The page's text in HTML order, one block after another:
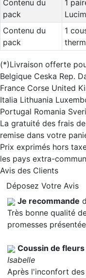
Contenu du
pack
1
Contenu du
pack
1
(*)Livraison offerte
Belgique Ceska Rep.
France Corse United
Italia Lithuania
Portugal Romania
La gratuité des frais
remise dans votre
Prix exprimés hors
les pays extra-
Avis des Clients
Déposez Votre Avis
Je recommande
Très bonne qualité
promesses
Coussin de fleurs
Isabelle
Après l'inconfort des